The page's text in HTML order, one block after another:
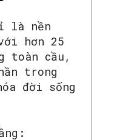
là nền
hơn 25
toàn cầu,
trong
đời sống